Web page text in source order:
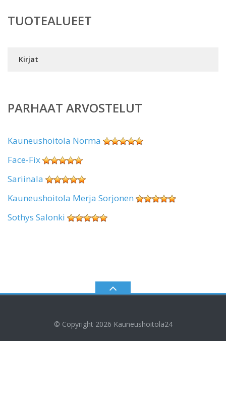
TUOTEALUEET
Kirjat
PARHAAT ARVOSTELUT
Kauneushoitola Norma
Face-Fix
Sariinala
Kauneushoitola Merja Sorjonen
Sothys Salonki
© Copyright 2026 Kauneushoitola24